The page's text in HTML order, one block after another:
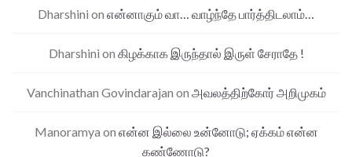
Dharshini on என்னாகும் வா… வாழ்ந்தே பார்த்திடலாம்…
Dharshini on கிழக்காக இருந்தால் இருள் சேராதே !
Vanchinathan Govindarajan on அவலத்திற்கோர் அறிமுகம்
Manoramya on என்ன இல்லை உன்னோடு; ஏக்கம் என்ன
கண்ணோடு?